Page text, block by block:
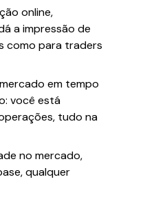
online,
a impressão de
como para traders
em tempo
você está
tudo na
no mercado,
qualquer